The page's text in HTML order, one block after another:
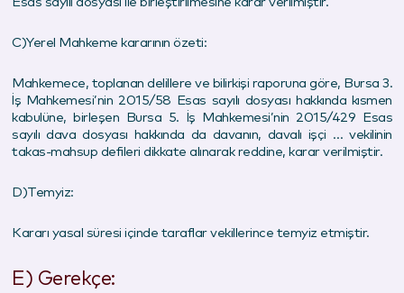
C)Yerel Mahkeme kararının özeti:
Mahkemece, toplanan delillere ve bilirkişi raporuna göre, Bursa 3.
İş Mahkemesi’nin 2015/58 Esas sayılı dosyası hakkında kısmen
kabulüne, birleşen Bursa 5. İş Mahkemesi’nin 2015/429 Esas
sayılı dava dosyası hakkında da davanın, davalı işçi … vekilinin
takas-mahsup defileri dikkate alınarak reddine, karar verilmiştir.
D)Temyiz:
Kararı yasal süresi içinde taraflar vekillerince temyiz etmiştir.
E) Gerekçe: